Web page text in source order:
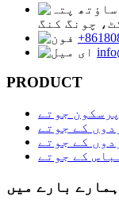
ساؤتھ
چونگ کنگ
PRODUCT
جوتے
کے جوتے
کے جوتے
کے جوتے
ہمارے بارے میں